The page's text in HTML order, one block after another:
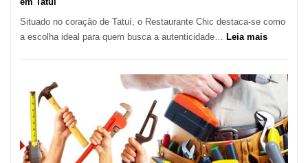
Situado no coração de Tatuí, o Restaurante Chic destaca-se como
a escolha ideal para quem busca a autenticidade…
Leia mais:
Culinária
Brasileira
e
Marmitex
em
Destaque